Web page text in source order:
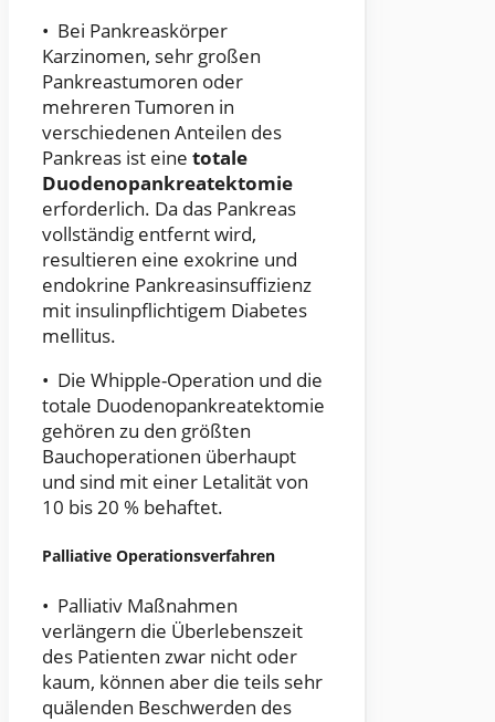
• Bei Pankreaskörper
Karzinomen, sehr großen
Pankreastumoren oder
mehreren Tumoren in
verschiedenen Anteilen des
Pankreas ist eine totale
Duodenopankreatektomie
erforderlich. Da das Pankreas
vollständig entfernt wird,
resultieren eine exokrine und
endokrine Pankreasinsuffizienz
mit insulinpflichtigem Diabetes
mellitus.
• Die Whipple-Operation und die
totale Duodenopankreatektomie
gehören zu den größten
Bauchoperationen überhaupt
und sind mit einer Letalität von
10 bis 20 % behaftet.
Palliative Operationsverfahren
• Palliativ Maßnahmen
verlängern die Überlebenszeit
des Patienten zwar nicht oder
kaum, können aber die teils sehr
quälenden Beschwerden des